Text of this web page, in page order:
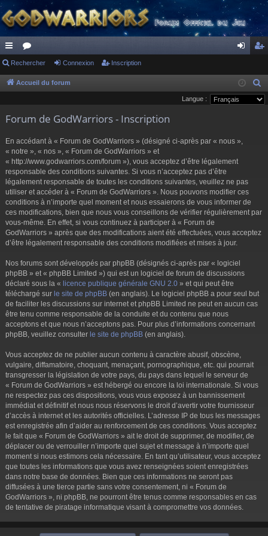
ac
co
ci
or
u
s
ne cri
pti
Rechercher Connexion Inscription
Accueil du forum
e
Langue :
Forum de GodWarriors - Inscription
En accédant à « Forum de GodWarriors » (désigné ci-après par « nous »,
« notre », « nos », « Forum de GodWarriors » et
« http://www.godwarriors.com/forum »), vous acceptez d’être légalement
responsable des conditions suivantes. Si vous n’acceptez pas d’être
légalement responsable de toutes les conditions suivantes, veuillez ne pas
utiliser et accéder à « Forum de GodWarriors ». Nous pouvons modifier ces
conditions à n’importe quel moment et nous essaierons de vous informer de
ces modifications, bien que nous vous conseillons de vérifier régulièrement par
vous-même. En effet, si vous continuez à participer à « Forum de
GodWarriors » après que des modifications aient été effectuées, vous acceptez
d’être légalement responsable des conditions modifiées et mises à jour.
Nos forums sont développés par phpBB (désignés ci-après par « logiciel
phpBB » et « phpBB Limited ») qui est un logiciel de forum de discussions
déclaré sous la « licence publique générale GNU 2.0 » et qui peut être
téléchargé sur le site de phpBB (en anglais). Le logiciel phpBB a pour seul but
de faciliter les discussions sur internet et phpBB Limited ne peut en aucun cas
être tenu comme responsable de la conduite et du contenu que nous
acceptons et que nous n’acceptons pas. Pour plus d’informations concernant
phpBB, veuillez consulter le site de phpBB (en anglais).
Vous acceptez de ne publier aucun contenu à caractère abusif, obscène,
vulgaire, diffamatoire, choquant, menaçant, pornographique, etc. qui pourrait
transgresser la législation de votre pays, du pays dans lequel le serveur de
« Forum de GodWarriors » est hébergé ou encore la loi internationale. Si vous
ne respectez pas ces dispositions, vous vous exposez à un bannissement
immédiat et définitif et nous nous réservons le droit d’avertir votre fournisseur
d’accès à internet et les autorités officielles. L’adresse IP de tous les messages
est enregistrée afin d’aider au renforcement de ces conditions. Vous acceptez
le fait que « Forum de GodWarriors » ait le droit de supprimer, de modifier, de
déplacer ou de verrouiller n’importe quel sujet et message à n’importe quel
moment si nous estimons cela nécessaire. En tant qu’utilisateur, vous acceptez
que toutes les informations que vous avez renseignées soient enregistrées
dans notre base de données. Bien que ces informations ne seront pas
diffusées à une tierce partie sans votre consentement, ni « Forum de
GodWarriors », ni phpBB, ne pourront être tenus comme responsables en cas
de tentative de piratage informatique visant à compromettre vos données.